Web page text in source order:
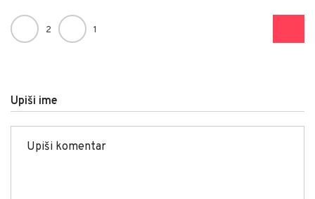
2 1
Upiši ime